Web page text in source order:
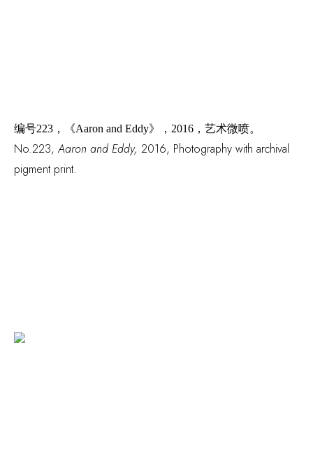
编号223， 《Aaron and Eddy》 ， 2016，艺术微喷。
No.223, Aaron and Eddy, 2016, Photography with archival
pigment print.